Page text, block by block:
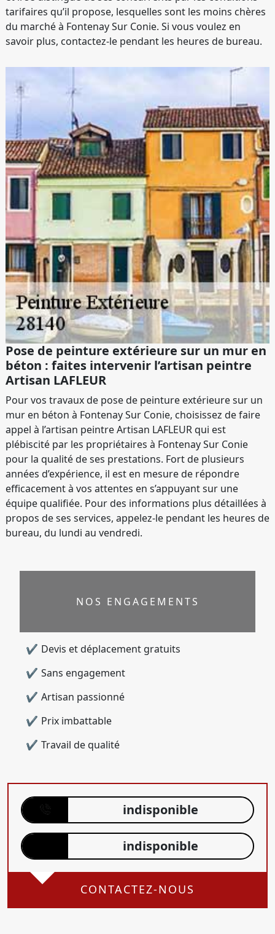
tarifaires qu’il propose, lesquelles sont les moins chères
du marché à Fontenay Sur Conie. Si vous voulez en
savoir plus, contactez-le pendant les heures de bureau.
Pose de peinture extérieure sur un mur en
béton : faites intervenir l’artisan peintre
Artisan LAFLEUR
Pour vos travaux de pose de peinture extérieure sur un
mur en béton à Fontenay Sur Conie, choisissez de faire
appel à l’artisan peintre Artisan LAFLEUR qui est
plébiscité par les propriétaires à Fontenay Sur Conie
pour la qualité de ses prestations. Fort de plusieurs
années d’expérience, il est en mesure de répondre
efficacement à vos attentes en s’appuyant sur une
équipe qualifiée. Pour des informations plus détaillées à
propos de ses services, appelez-le pendant les heures de
bureau, du lundi au vendredi.
NOS ENGAGEMENTS
Devis et déplacement gratuits
Sans engagement
Artisan passionné
Prix imbattable
Travail de qualité
indisponible
indisponible
CONTACTEZ-NOUS